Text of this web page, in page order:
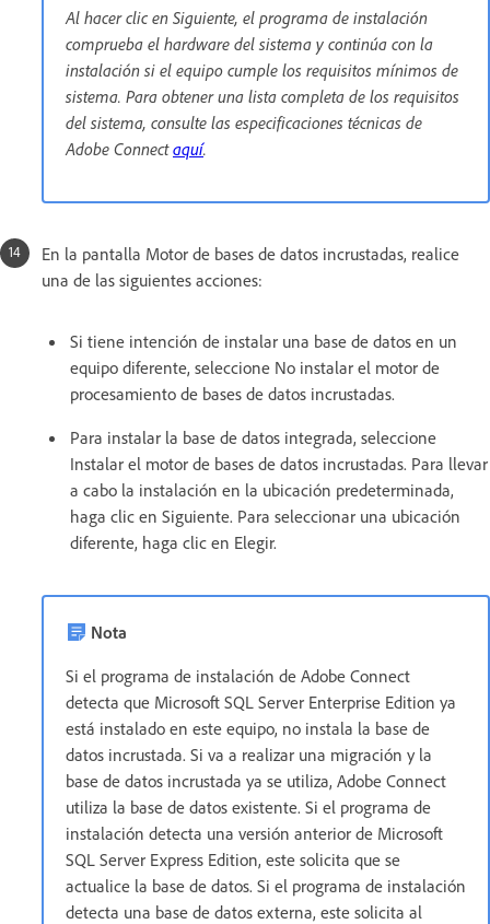
Al hacer clic en Siguiente, el programa de instalación
comprueba el hardware del sistema y continúa con la
instalación si el equipo cumple los requisitos mínimos de
sistema. Para obtener una lista completa de los requisitos
del sistema, consulte las especificaciones técnicas de
Adobe Connectaquí.
En la pantalla Motor de bases de datos incrustadas, realice
una de las siguientes acciones:
Si tiene intención de instalar una base de datos en un
equipo diferente, seleccione No instalar el motor de
procesamiento de bases de datos incrustadas.
Para instalar la base de datos integrada, seleccione
Instalar el motor de bases de datos incrustadas. Para llevar
a cabo la instalación en la ubicación predeterminada,
haga clic en Siguiente. Para seleccionar una ubicación
diferente, haga clic en Elegir.
Nota
Si el programa de instalación de Adobe Connect
detecta que Microsoft SQL Server Enterprise Edition ya
está instalado en este equipo, no instala la base de
datos incrustada. Si va a realizar una migración y la
base de datos incrustada ya se utiliza, Adobe Connect
utiliza la base de datos existente. Si el programa de
instalación detecta una versión anterior de Microsoft
SQL Server Express Edition, este solicita que se
actualice la base de datos. Si el programa de instalación
detecta una base de datos externa, este solicita al